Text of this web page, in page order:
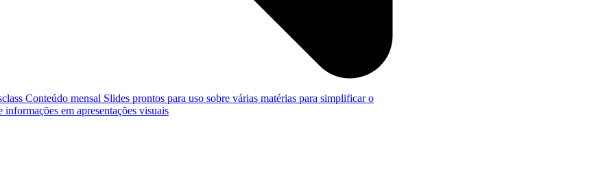
Conteúdo mensal Slides prontos para uso sobre várias matérias para simplificar o
em apresentações visuais